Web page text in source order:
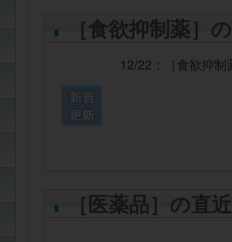
［食欲抑制薬］
12/22： ［食欲抑
［医薬品］の直